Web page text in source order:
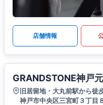
店舗情報
GRANDSTONE神戸
旧居留地・大丸前駅から徒
神戸市中央区三宮町３丁目